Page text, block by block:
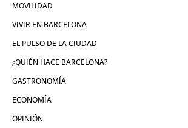
MOVILIDAD
VIVIR EN BARCELONA
EL PULSO DE LA CIUDAD
¿QUIÉN HACE BARCELONA?
GASTRONOMÍA
ECONOMÍA
OPINIÓN